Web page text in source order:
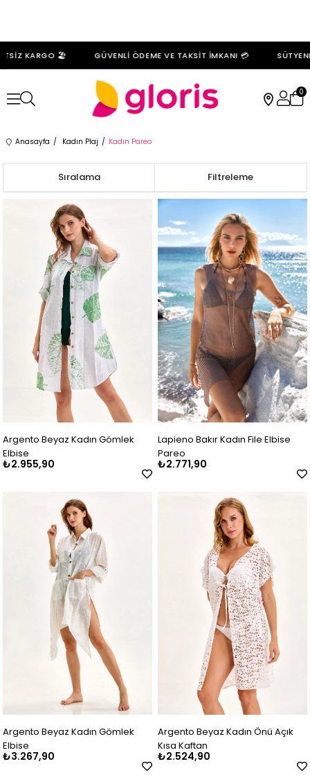
🏖️ GÜVENLİ ÖDEME VE TAKSİT İMKANI 💳 SÜTYENLERDE
0
Anasayfa Kadın Plaj Kadın Pareo
Filtreleme
Sıralama
Argento Beyaz Kadın Gömlek
Elbise
₺2.955,90
Lapieno Bakır Kadın File Elbise
Pareo
₺2.771,90
Argento Beyaz Kadın Gömlek
Elbise
₺3.267,90
Argento Beyaz Kadın Önü Açık
Kısa Kaftan
₺2.524,90